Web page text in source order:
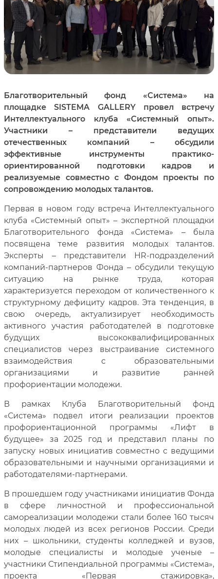
Благотворительный фонд «Система» на
площадкеSISTEMA GALLERY провел встречу
Интеллектуального клуба «Системный опыт».
Участники – представители ведущих
отечественных компаний – обсудили
эффективные инструменты практико-
ориентированной подготовки кадров и
реализуемые совместно с Фондом проекты по
сопровождению молодых талантов.
Первая в новом году встреча Интеллектуального
клуба «Системный опыт» – экспертной площадки
Благотворительного фонда «Система» – была
посвящена теме развития молодых талантов.
Эксперты – представители
HR-подразделений
компаний-партнеров Фонда – обсудили текущую
ситуацию на рынке труда, которая
характеризуется переходом от количественного к
структурному дефициту кадров. Эта тенденция, в
свою очередь, актуализирует необходимость
активного участия работодателей в подготовке
будущих высококвалифицированных
специалистов через выстраивание системного
взаимодействия с образовательными
организациями и развитие ранней
профориентации молодежи.
В рамках Клуба Благотворительный фонд
«Система» подвел итоги реализации проектов
профориентационной программы «Лифт в
будущее» за 2025 год и представил планы по
запуску новых инициатив совместно с ведущими
образовательными и научными организациями и
работодателями-партнерами.
В прошедшем году участниками инициатив Фонда
в сфере личностной и профессиональной
самореализации молодежи стали более 160 тысяч
молодых людей из всех регионов России. Среди
них – школьники, студенты колледжей и вузов,
молодые специалисты и молодые ученые –
участники Стипендиальной программы «Система»,
проекта «Первая стажировка»,